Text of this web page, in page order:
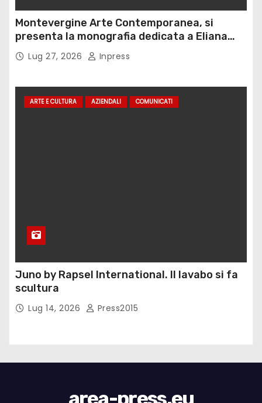
Montevergine Arte Contemporanea, si
presenta la monografia dedicata a Eliana
Adorno
Lug 27, 2026 Inpress
ARTE E CULTURA AZIENDALI COMUNICATI
Juno by Rapsel International. Il lavabo si fa
scultura
Lug 14, 2026 Press2015